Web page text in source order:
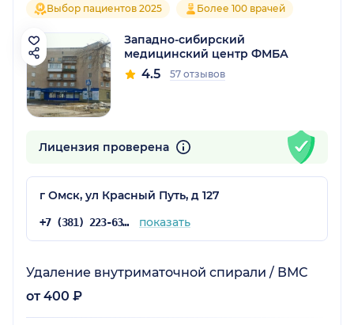
Выбор пациентов 2025 Более 100 врачей
Западно-сибирский
медицинский центр ФМБА
4.5 57 отзывов
Лицензия проверена
г Омск, ул Красный Путь, д 127
+7 (381) 223-63-87 показать
Удаление внутриматочной спирали / ВМС
от 400 ₽